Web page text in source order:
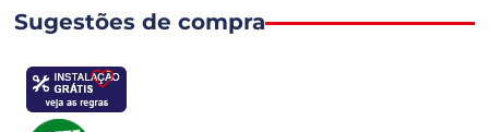
Sugestões de compra